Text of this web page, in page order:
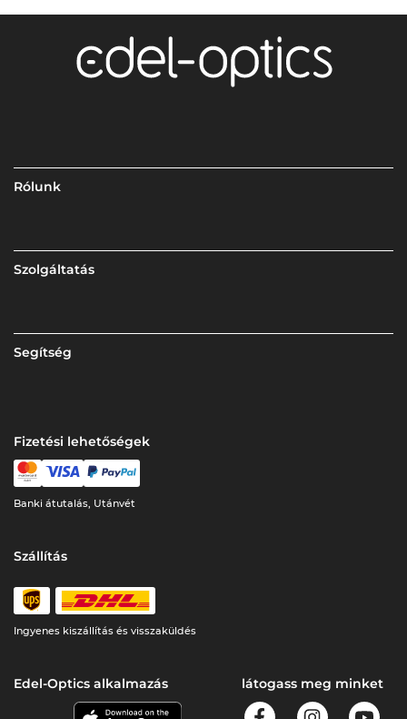
Rólunk
Szolgáltatás
Segítség
Fizetési lehetőségek
Banki átutalás, Utánvét
Szállítás
Ingyenes kiszállítás és visszaküldés
Edel-Optics alkalmazás látogass meg minket